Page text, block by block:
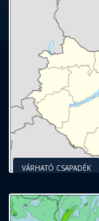
VÁRHATÓ CSAPADÉK